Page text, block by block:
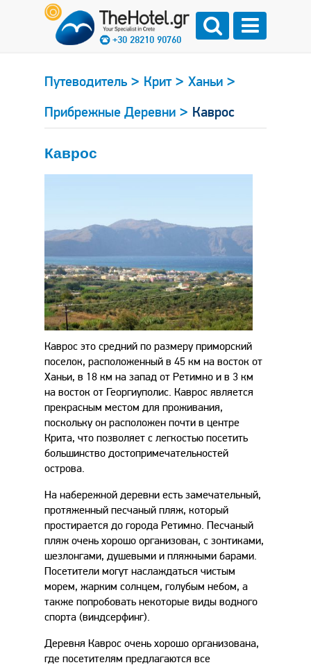
+30 28210 90760
Путеводитель > Крит> Ханьи >
Прибрежные Деревни > Каврос
Каврос
Каврос это средний по размеру приморский
поселок, расположенный в 45 км на восток от
Ханьи, в 18 км на запад от Ретимно и в 3 км
на восток от Георгиуполис. Каврос является
прекрасным местом для проживания,
поскольку он расположен почти в центре
Крита, что позволяет с легкостью посетить
большинство достопримечательностей
острова.
На набережной деревни есть замечательный,
протяженный песчаный пляж, который
простирается до города Ретимно. Песчаный
пляж очень хорошо организован, с зонтиками,
шезлонгами, душевыми и пляжными барами.
Посетители могут наслаждаться чистым
морем, жарким солнцем, голубым небом, а
также попробовать некоторые виды водного
спорта (виндсерфинг).
Деревня Каврос очень хорошо организована,
где посетителям предлагаются все